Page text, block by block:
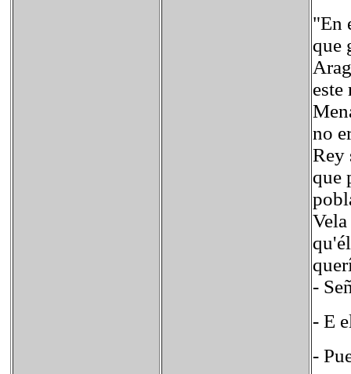
"En
que
este
no
Rey
que
-
- E
-